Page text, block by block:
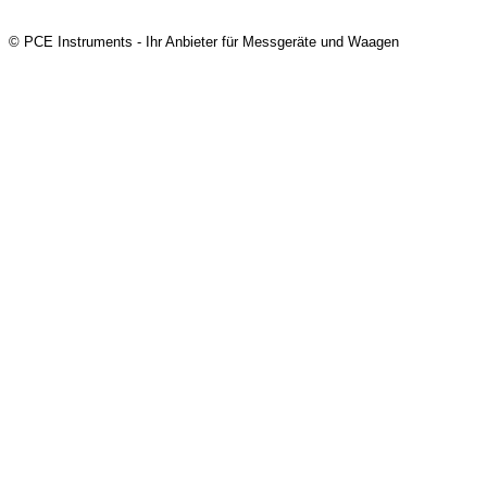
© PCE Instruments - Ihr Anbieter für Messgeräte und Waagen